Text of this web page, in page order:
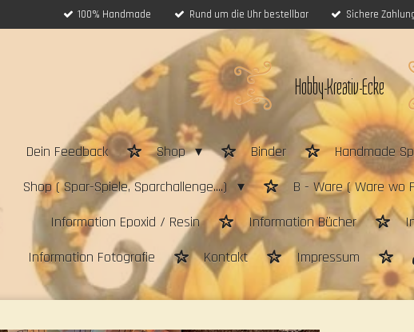
100% Handmade Rund um die Uhr bestellbar Sichere
Hobby-Kreativ-Ecke
Dein Feedback Shop Binder Handmade
Shop ( Spar-Spiele, Sparchallenge....)
B - Ware ( Ware wo
Information Epoxid / Resin
Information Bücher
Information Fotografie
Kontakt Impressum